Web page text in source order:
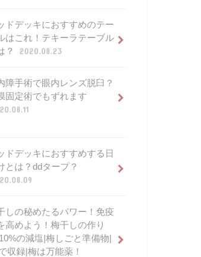
ドデッキにおすすめのテー
はこれ！テキーラテーブル
？
2020.08.23
障手術で眼内レンズ脱臼？
固定術でもずれます
ドデッキにおすすめする日
とは？ddタープ？
しの秘めたるパワー！免疫
高めよう！梅干しの作り
の減塩|梅しごと準備物|
収録|梅は万能薬！